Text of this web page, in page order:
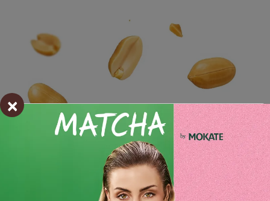
Składniki i wartości odżywcze
×